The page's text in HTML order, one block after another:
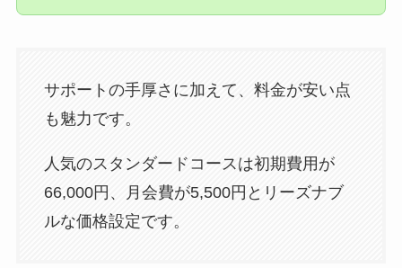
サポートの手厚さに加えて、料金が安い点
も魅力です。
人気のスタンダードコースは初期費用が
66,000円、月会費が5,500円とリーズナブ
ルな価格設定です。